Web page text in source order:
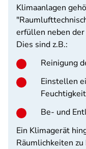
Klimaanlagen
erfüllen neben
Dies sind z.B.:
Reinigung
Einstellen
Be- und
Ein Klimagerät
Räumlichkeiten zu